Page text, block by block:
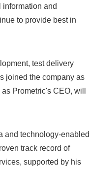
and
to provide best in
test delivery
joined the company as
Prometric's CEO, will
and technology-enabled
track record of
supported by his